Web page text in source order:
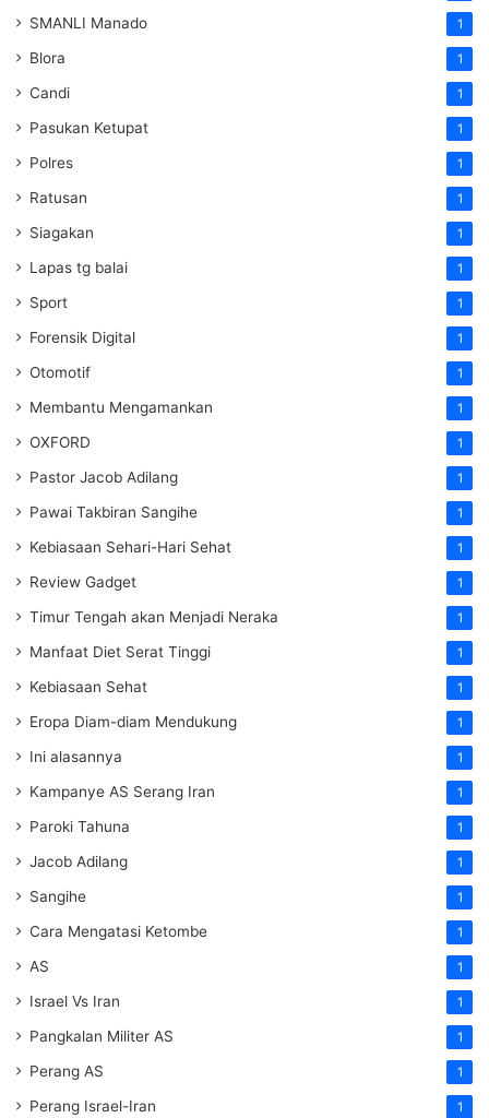
SMANLI Manado 1
Blora 1
Candi 1
Pasukan Ketupat 1
Polres 1
Ratusan 1
Siagakan 1
Lapas tg balai 1
Sport 1
Forensik Digital 1
Otomotif 1
Membantu Mengamankan 1
OXFORD 1
Pastor Jacob Adilang 1
Pawai Takbiran Sangihe 1
Kebiasaan Sehari-Hari Sehat 1
Review Gadget 1
Timur Tengah akan Menjadi Neraka 1
Manfaat Diet Serat Tinggi 1
Kebiasaan Sehat 1
Eropa Diam-diam Mendukung 1
Ini alasannya 1
Kampanye AS Serang Iran 1
Paroki Tahuna 1
Jacob Adilang 1
Sangihe 1
Cara Mengatasi Ketombe 1
AS 1
Israel Vs Iran 1
Pangkalan Militer AS 1
Perang AS 1
Perang Israel-Iran 1